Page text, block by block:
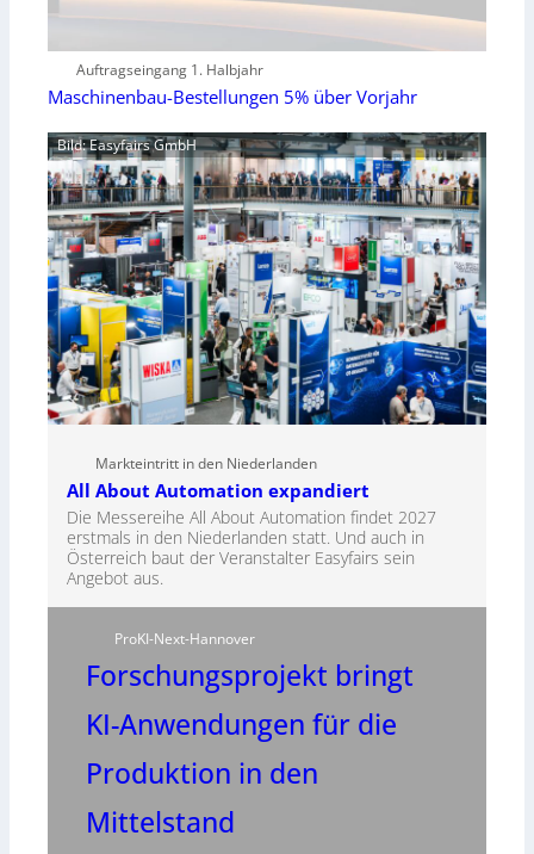
Auftragseingang 1. Halbjahr
Maschinenbau-Bestellungen 5% über Vorjahr
Bild: Easyfairs GmbH
Markteintritt in den Niederlanden
All About Automation expandiert
Die Messereihe All About Automation findet 2027
erstmals in den Niederlanden statt. Und auch in
Österreich baut der Veranstalter Easyfairs sein
Angebot aus.
ProKI-Next-Hannover
Forschungsprojekt bringt
KI-Anwendungen für die
Produktion in den
Mittelstand